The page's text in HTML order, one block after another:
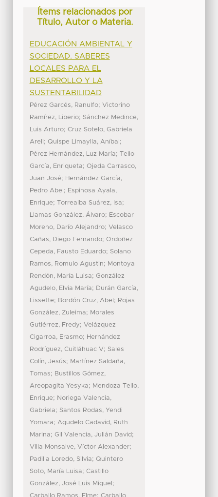
Ítems relacionados por
Título, Autor o Materia.
EDUCACIÓN AMBIENTAL Y
SOCIEDAD. SABERES
LOCALES PARA EL
DESARROLLO Y LA
SUSTENTABILIDAD
Pérez Garcés, Ranulfo; Victorino
Ramírez, Liberio; Sánchez Medince,
Luis Arturo; Cruz Sotelo, Gabriela
Areli; Quispe Limaylla, Aníbal ;
Pérez Hernández, Luz María; Tello
García, Enriqueta; Ojeda Carrasco,
Juan José; Hernández García,
Pedro Abel ; Espinosa Ayala,
Enrique; Torrealba Suárez, Isa;
Llamas González, Álvaro; Escobar
Moreno, Darío Alejandro; Velasco
Cañas, Diego Fernando; Ordoñez
Cepeda, Fausto Eduardo; Solano
Ramos, Romulo Agustin; Montoya
Rendón, María Luisa; González
Agudelo, Elvia María; Durán García,
Lissette; Bordón Cruz, Abel ; Rojas
González, Zuleima; Morales
Gutiérrez, Fredy; Velázquez
Cigarroa, Erasmo; Hernández
Rodríguez, Cuitláhuac V; Sales
Colín, Jesús; Martínez Saldaña,
Tomas; Bustillos Gómez,
Areopagita Yesyka; Mendoza Tello,
Enrique; Noriega Valencia,
Gabriela; Santos Rodas, Yendi
Yomara; Agudelo Cadavid, Ruth
Marina; Gil Valencia, Julián David;
Villa Monsalve, Víctor Alexander;
Padilla Loredo, Silvia; Quintero
Soto, María Luisa; Castillo
González, José Luis Miguel ;
;